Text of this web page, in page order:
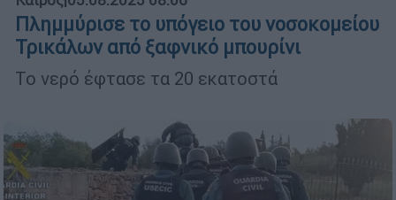
Πλημμύρισε το υπόγειο του νοσοκομείου
Τρικάλων από ξαφνικό μπουρίνι
Το νερό έφτασε τα 20 εκατοστά